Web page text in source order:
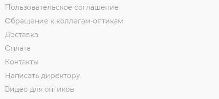
Пользовательское соглашение
Обращение к коллегам-оптикам
Доставка
Оплата
Контакты
Написать директору
Видео для оптиков